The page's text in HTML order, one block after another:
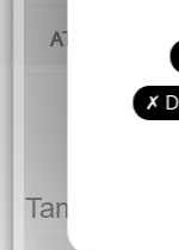
ATENCIÓN
También